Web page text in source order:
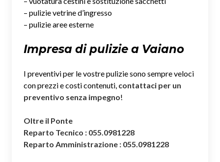
– pulizie vetrine d’ingresso
– pulizie aree esterne
Impresa di pulizie a Vaiano
I preventivi per le vostre pulizie sono sempre veloci
con prezzi e costi contenuti, contattaci per un
preventivo senza impegno!
Oltre il Ponte
Reparto Tecnico : 055.0981228
Reparto Amministrazione : 055.0981228